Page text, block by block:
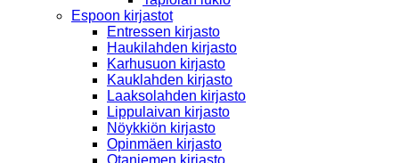
Espoon kirjastot
Entressen kirjasto
Haukilahden kirjasto
Karhusuon kirjasto
Kauklahden kirjasto
Laaksolahden kirjasto
Lippulaivan kirjasto
Nöykkiön kirjasto
Opinmäen kirjasto
Otaniemen kirjasto